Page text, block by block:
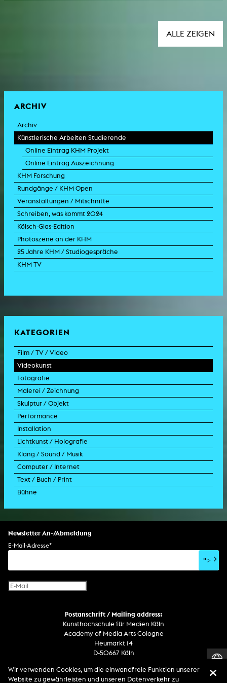
ALLE ZEIGEN
ARCHIV
Archiv
Künstlerische Arbeiten Studierende
Online Eintrag KHM Projekt
Online Eintrag Auszeichnung
KHM Forschung
Rundgänge / KHM Open
Veranstaltungen / Mitschnitte
Schreiben, was kommt 2024
Kölsch-Glas-Edition
Photoszene an der KHM
25 Jahre KHM / Studiogespräche
KHM TV
KATEGORIEN
Film / TV / Video
Spielfilm
Dokumentarfilm
Doku-Drama
Animation
Experimentalfilm
TV-Format
TV-Design
Werbespot
Trailer für Film
Musikvideo
Drehbuch
Setdesign
Soundtrack
Videokunst
Experimentalfilm
Videoarbeit
Videoperformance
Videoinstallation
Videoskulptur
Fotografie
Fotoarbeit
Dokumentarfotografie
Fotoinstallation
Malerei / Zeichnung
Malerei
Zeichnung
Collage
Grafik
Skulptur / Objekt
Skulptur
Objekt
Modell
Performance
Intervention
Szenografie
aktion
Performance-Vortrag
Konzert
Ausstellung
Installation
Kunst im öffentlichen Raum
Videoinstallation
Installation
Rauminstallation
Lichtinstallation
Kunst am Bau
Lichtkunst / Holografie
Lichtinstallation
Holografische Arbeit
Holografieinstallation
Holografieskulptur
Klang / Sound / Musik
Soundtrack
Konzert
Klanginstallation
Album
Soundeffekte
Computer / Internet
Interaktive Kunst
Generative Kunst
Computerspiel
Benutzerinterface
Virtual Reality
Internet-Fernsehen
Computergrafik
Computerinstallation
Text / Buch / Print
Dissertation
Drehbuch
Buchprojekt
Text
Bühne
Newsletter An-/Abmeldung
E-Mail-Adresse*
">
Postanschrift / Mailing address:
Kunsthochschule für Medien Köln
Academy of Media Arts Cologne
Heumarkt 14
D-50667 Köln
Telefon
Wir verwenden Cookies, um die einwandfreie Funktion unserer
Website zu gewährleisten und unseren Datenverkehr zu